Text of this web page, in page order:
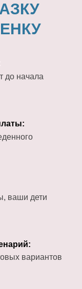
до начала
ваши дети
вариантов